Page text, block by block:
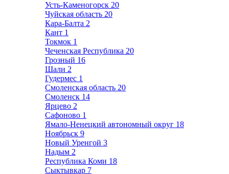
Усть-Каменогорск 20
Чуйская область 20
Кара-Балта 2
Кант 1
Токмок 1
Чеченская Республика 20
Грозный 16
Шали 2
Гудермес 1
Смоленская область 20
Смоленск 14
Ярцево 2
Сафоново 1
Ямало-Ненецкий автономный округ 18
Ноябрьск 9
Новый Уренгой 3
Надым 2
Республика Коми 18
Сыктывкар 7